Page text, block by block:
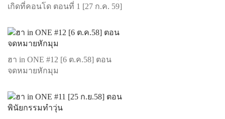
เกิดที่คอนโด ตอนที่ 1 [27 ก.ค. 59]
ฮา in ONE #12 [6 ต.ค.58] ตอน
จดหมายหักมุม